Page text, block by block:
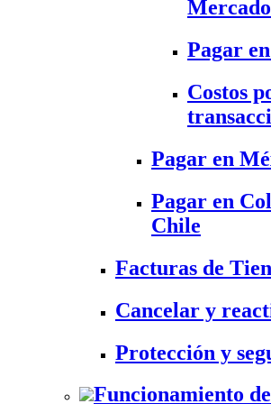
Pagar
Costos
Pagar en
Pagar en
Chile
Facturas de
Cancelar y
Protección y
Funcionamiento